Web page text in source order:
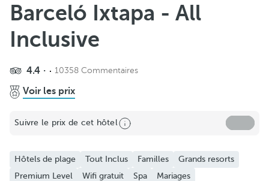
Découvrez nos photos et vidéos
Barceló Ixtapa - All
Inclusive
4.4 10358 Commentaires
Voir les prix
Suivre le prix de cet hôtel
Hôtels de plage Tout Inclus Familles
Grands resorts
Premium Level
Wifi gratuit Spa
Mariages